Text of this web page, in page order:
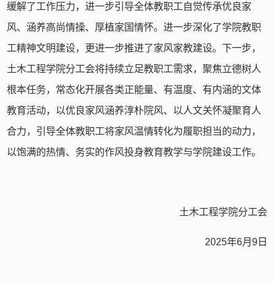
缓解了工作压力，进一步引导全体教职工自觉传承优良家
风、涵养高尚情操、厚植家国情怀。进一步深化了学院教职
工精神文明建设，更进一步推进了家风家教建设。下一步，
土木工程学院分工会将持续立足教职工需求，聚焦立德树人
根本任务，常态化开展各类正能量、有温度、有内涵的文体
教育活动，以优良家风涵养淳朴院风、以人文关怀凝聚育人
合力，引导全体教职工将家风温情转化为履职担当的动力，
以饱满的热情、务实的作风投身教育教学与学院建设工作。
土木工程学院分工会
2025年6月9日